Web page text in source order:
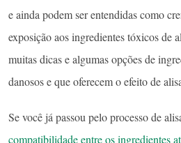
e ainda podem ser entendidas como
exposição aos ingredientes tóxicos de
muitas dicas e algumas opções de
danosos e que oferecem o efeito de
Se você já passou pelo processo de
compatibilidade entre os ingredientes